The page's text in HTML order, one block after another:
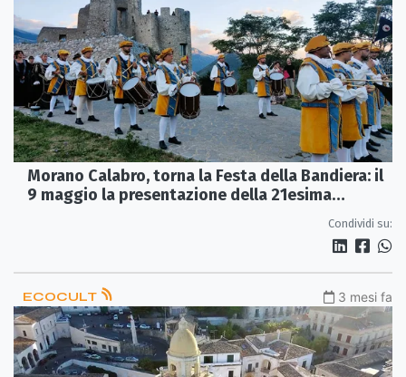
Morano Calabro, torna la Festa della Bandiera: il
9 maggio la presentazione della 21esima
Condividi su:
ECOCULT 3 mesi fa